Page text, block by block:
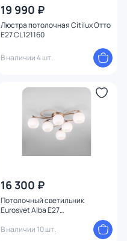
19 990 ₽
Люстра потолочная Citilux Отто
E27 CL121160
В наличии 4 шт.
16 300 ₽
Потолочный светильник
Eurosvet Alba E27
В наличии 10 шт.